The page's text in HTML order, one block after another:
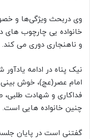
وی دربحث ویژگی‌ها و
خانواده یی چارچوب
و ناهنجاری دوری می کند.
نیک پناه در ادامه
امام عصر(عج)، خوش بینی
فداکاری و شهادت
چنین خانواده هایی است.
گفتنی است در پایان